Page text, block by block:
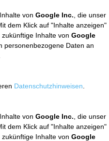
von Google Inc. , die unser
dem Klick auf "Inhalte anzeigen"
Inhalte von Google
personenbezogene Daten an
Datenschutzhinweisen
von Google Inc. , die unser
dem Klick auf "Inhalte anzeigen"
Inhalte von Google